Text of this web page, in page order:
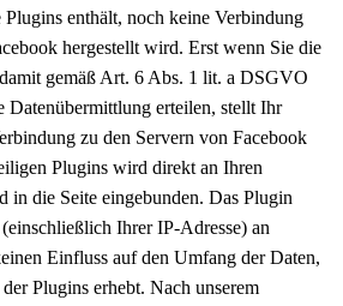
enthält, noch keine Verbindung
hergestellt wird. Erst wenn Sie die
gemäß Art. 6 Abs. 1 lit. a DSGVO
erteilen, stellt Ihr
zu den Servern von Facebook
Plugins wird direkt an Ihren
in die Seite eingebunden. Das Plugin
Ihrer IP-Adresse) an
Einfluss auf den Umfang der Daten,
Plugins erhebt. Nach unserem